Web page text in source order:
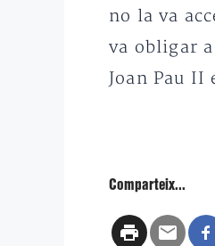
no la va
va obligar
Joan Pau II
Comparteix...